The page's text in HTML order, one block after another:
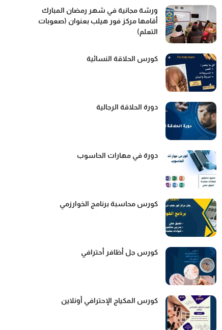
ورشة مجانية في شهر رمضان المبارك
أقامها مركز فور هيلب بعنوان (صعوبات
التعلم)
كورس الحلاقة النسائية
دورة الحلاقة الرجالية
دورة في مهارات الحاسوب
كورس محاسبة برنامج الخوارزمي
كورس جل أظافر أحترافي
كورس المكياج الإحترافي أونلاين